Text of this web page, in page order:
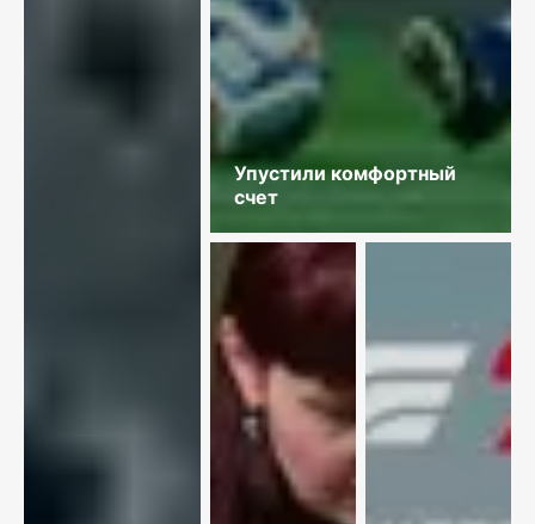
Упустили комфортный
счет